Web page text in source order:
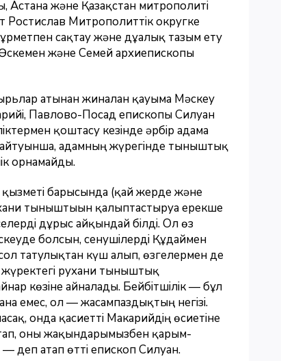
Астана және Қазақстан митрополиті
Митрополиттік округке
сақтау және дұғалық тағзым ету
Өскемен және Семей архиепископы
атынан жиналған қауымға Мәскеу
Павлово-Посад епископы Силуан
қоштасу кезінде әрбір адамға
айтуынша, адамның жүрегінде тыныштық
орнамайды.
қызметі барысында (қай жерде және
тыныштығын қалыптастыруға ерекше
дұрыс айқындай білді. Ол өз
болсын, сенушілерді Құдаймен
татулықтан күш алып, өзгелермен де
рухани тыныштық
көзіне айналады. Бейбітшілік — бұл
емес, ол — жасампаздықтың негізі.
онда қасиетті Макарийдің өсиетіне
оны жақындарымызбен қарым-
деп атап өтті епископ Силуан.